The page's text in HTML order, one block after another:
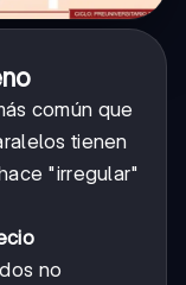
común que
tienen
"irregular"
no